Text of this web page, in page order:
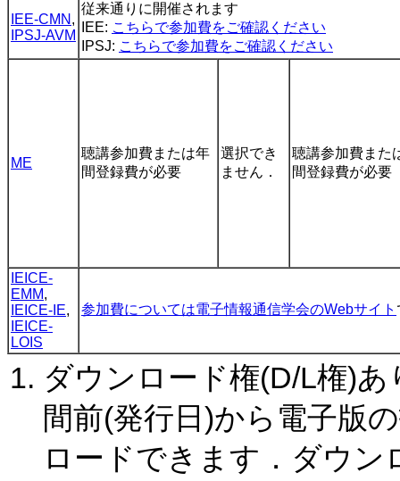
IEE-CMN ,
IPSJ-AVM
従来通りに開催されます
IEE: こちらで参加費をご確認ください
IPSJ: こちらで参加費をご確認ください
ME
聴講参加費または年
間登録費が必要
選択でき
ません．
聴講参加費また
間登録費が必要
IEICE-
EMM,
IEICE-IE,
IEICE-
LOIS
参加費については電子情報通信学会のWebサイト
ダウンロード権(D/L権)
間前(発行日)から電子版
ロードできます．ダウ